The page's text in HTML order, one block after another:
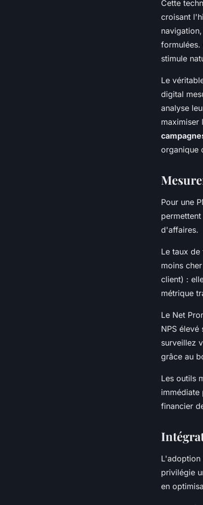
Cette
croisant
formulées.
stimule
Le
digital
analyse
maximiser
organique
Pour une
d'affaires.
Le taux
moins
client) :
métrique
Le Net
NPS
surveillez
grâce au
Les outils
financier
L'adoption
privilégie
en